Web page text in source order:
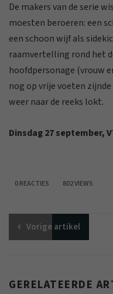
De makers van de serie
moesten beroeren: een
een schoon wijf als
raamvertelling rond het
hoofdpersonage (vrouw
nog op vrije voeten
weer naar de reeks lokt.
Dinsdag 27 september,
0 REACTIES 802 VIEWS
Vorigeartikel
GERELATEERDE